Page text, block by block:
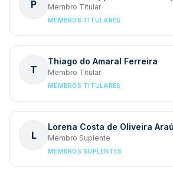
P Membro Titular
MEMBROS TITULARES
T
Thiago do Amaral Ferreira
Membro Titular
MEMBROS TITULARES
L
Lorena Costa de Oliveira
Membro Suplente
MEMBROS SUPLENTES